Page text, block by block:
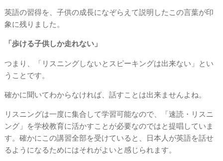
英語の習得を、子供の成長になぞらえて説明したこの言葉が印
象に残りました。
「歩ける子供しか走れない」
つまり、「リスニングしないとスピーキングは出来ない」とい
うことです。
確かに聞いてわからなければ、話すことは出来ませんよね。
リスニングは一度に集合して学習可能なので、「速読・リスニ
ング」を学校教育に活かすことが必要なのではと提唱していま
す。確かにこの講習全部を受けていると、日本人が英語を話せ
るようになるためにはそれがよいと感じられます。